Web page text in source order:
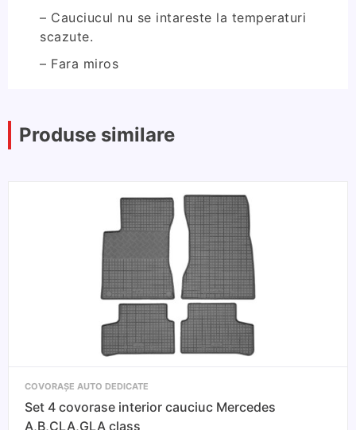
– Cauciucul nu se intareste la temperaturi
scazute.
– Fara miros
Produse similare
COVORAȘE AUTO DEDICATE
Set 4 covorase interior cauciuc Mercedes
A,B,CLA,GLA class